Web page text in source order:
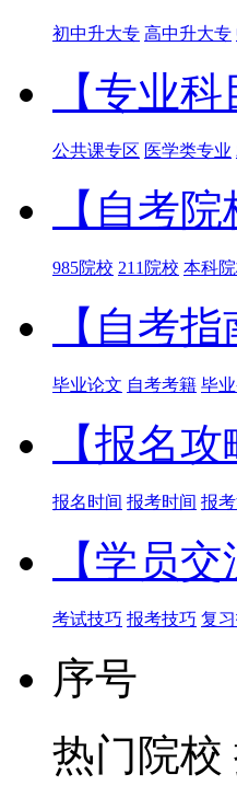
初中升大专 高中升大专
【专业科
公共课专区 医学类专业
【自考院
985院校 211院校 本科
【自考指
毕业论文 自考考籍 毕
【报名攻
报名时间 报考时间 报
【学员交
考试技巧 报考技巧 复
序号
热门院校